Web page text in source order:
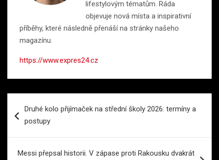
lifestylovým tématům. Ráda
objevuje nová místa a inspirativní
příběhy, které následně přenáší na stránky našeho
magazínu.
https://www.expres24.cz
proDruhé kolo přijímaček na střední školy 2026: termíny a
postupy
Messi přepsal historii. V zápase proti Rakousku dvakrát